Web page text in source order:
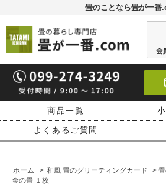
畳のことなら畳が一番
商品一覧
よくあるご質問
ホーム > 和風 畳のグリーティングカード
>
金の畳 １枚